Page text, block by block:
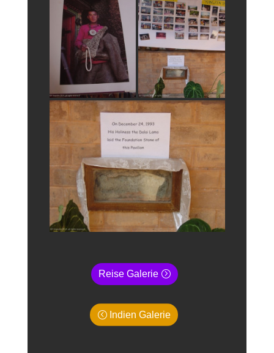
Reise Galerie
Indien Galerie